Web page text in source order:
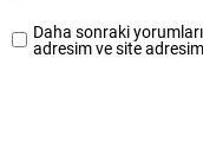
Daha sonraki
adresim ve site